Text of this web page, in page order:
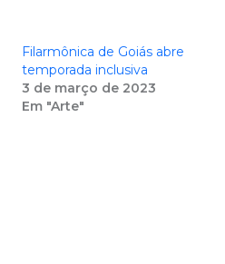
Filarmônica de Goiás abre
temporada inclusiva
3 de março de 2023
Em "Arte"